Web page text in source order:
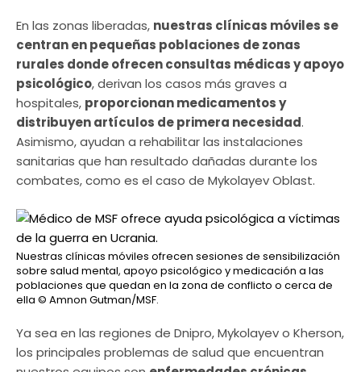
En las zonas liberadas, nuestras clínicas móviles se
centran en pequeñas poblaciones de zonas
rurales donde ofrecen consultas médicas y apoyo
psicológico, derivan los casos más graves a
hospitales, proporcionan medicamentos y
distribuyen artículos de primera necesidad.
Asimismo, ayudan a rehabilitar las instalaciones
sanitarias que han resultado dañadas durante los
combates, como es el caso de Mykolayev Oblast.
Nuestras clínicas móviles ofrecen sesiones de sensibilización
sobre salud mental, apoyo psicológico y medicación a las
poblaciones que quedan en la zona de conflicto o cerca de
ella © Amnon Gutman/MSF.
Ya sea en las regiones de Dnipro, Mykolayev o Kherson,
los principales problemas de salud que encuentran